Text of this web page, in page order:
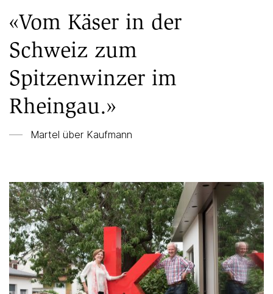
«Vom Käser in der
Schweiz zum
Spitzenwinzer im
Rheingau.»
Martel über Kaufmann